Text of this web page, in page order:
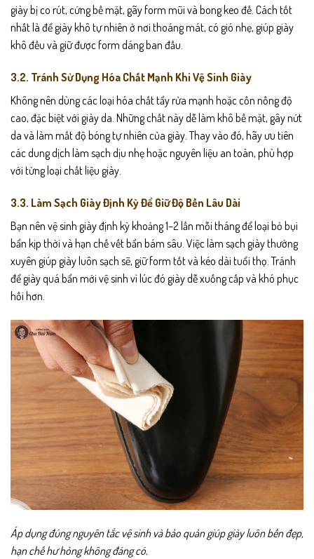
giày bị co rút, cứng bề mặt, gãy form mũi và bong keo đế. Cách tốt
nhất là để giày khô tự nhiên ở nơi thoáng mát, có gió nhẹ, giúp giày
khô đều và giữ được form dáng ban đầu.
3.2. Tránh Sử Dụng Hóa Chất Mạnh Khi Vệ Sinh Giày
Không nên dùng các loại hóa chất tẩy rửa mạnh hoặc cồn nồng độ
cao, đặc biệt với giày da. Những chất này dễ làm khô bề mặt, gây nứt
da và làm mất độ bóng tự nhiên của giày. Thay vào đó, hãy ưu tiên
các dung dịch làm sạch dịu nhẹ hoặc nguyên liệu an toàn, phù hợp
với từng loại chất liệu giày.
3.3. Làm Sạch Giày Định Kỳ Để Giữ Độ Bền Lâu Dài
Bạn nên vệ sinh giày định kỳ khoảng 1–2 lần mỗi tháng để loại bỏ bụi
bẩn kịp thời và hạn chế vết bẩn bám sâu. Việc làm sạch giày thường
xuyên giúp giày luôn sạch sẽ, giữ form tốt và kéo dài tuổi thọ. Tránh
để giày quá bẩn mới vệ sinh vì lúc đó giày dễ xuống cấp và khó phục
hồi hơn.
Áp dụng đúng nguyên tắc vệ sinh và bảo quản giúp giày luôn bền đẹp,
hạn chế hư hỏng không đáng có.